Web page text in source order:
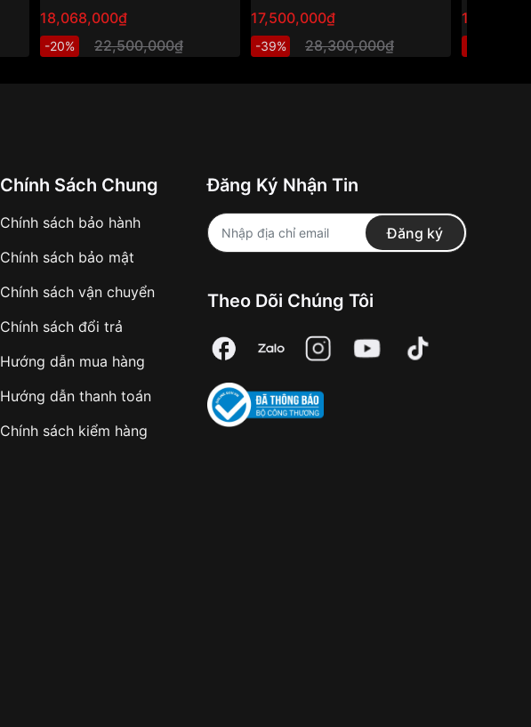
T122.407.36.033.00 (40mm)
– Đồng hồ nam cơ Thụy Sỹ
mạ vàng hồng sang trọng
18,068,000₫
-20% 22,500,000₫
17,500,000₫
-39% 28,300,000₫
Chính Sách Chung
Chính sách bảo hành
Chính sách bảo mật
Chính sách vận chuyển
Chính sách đổi trả
Hướng dẫn mua hàng
Hướng dẫn thanh toán
Chính sách kiểm hàng
Đăng Ký Nhận Tin
Đăng ký
Theo Dõi Chúng Tôi